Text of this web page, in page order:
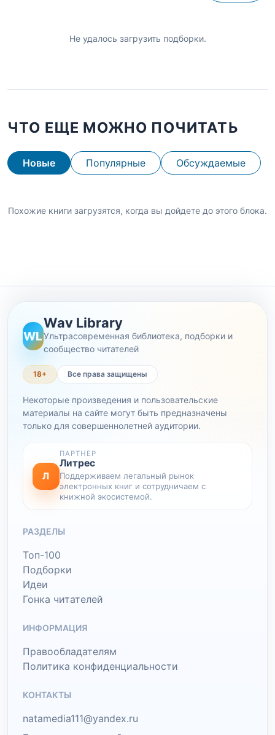
Не удалось загрузить подборки.
ЧТО ЕЩЕ МОЖНО ПОЧИТАТЬ
Новые Популярные Обсуждаемые
Похожие книги загрузятся, когда вы дойдете до этого блока.
WL
Wav Library
Ультрасовременная библиотека, подборки и
сообщество читателей
18+ Все права защищены
Некоторые произведения и пользовательские
материалы на сайте могут быть предназначены
только для совершеннолетней аудитории.
Л
ПАРТНЕР
Литрес
Поддерживаем легальный рынок
электронных книг и сотрудничаем с
книжной экосистемой.
РАЗДЕЛЫ
Топ-100
Подборки
Идеи
Гонка читателей
ИНФОРМАЦИЯ
Правообладателям
Политика конфиденциальности
КОНТАКТЫ
natamedia111@yandex.ru